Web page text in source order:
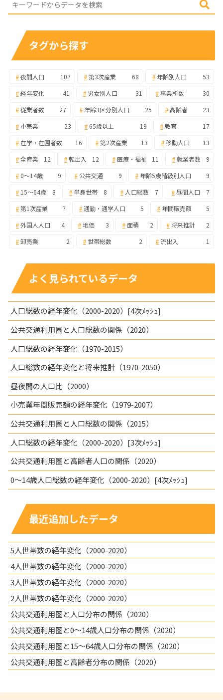
タグから探す
夜間人口 107 第3次産業 68 年齢別人口
53
経年変化
41 男女別人口 31 事業所数
30
従業者数
27 年齢3区分別人口 25 高齢者
23
小売業
23 65歳以上 19 教育
17
在学・在園者数
16 第2次産業 13 移動人口
13
全産業
12 転出入 12 医療・福祉 11 就業者数
9
0～14歳
9 公共交通 9 年齢5歳階級別人口
9
15～64歳
8 単身世帯 8 人口総数 7 昼間人口
7
第1次産業
7 通勤・通学人口 5 年間販売額
5
外国人人口
4 地価 3 面積 2 将来推計
2
卸売業
2 世帯総数 2 流出入 1
よく見られているデータ
人口総数の経年変化（2000-2020）[4次ﾒｯｼｭ]
公共交通利用圏と人口総数の関係（2020）
人口総数の経年変化（1970-2015）
人口総数の経年変化と将来推計（1970-2050）
昼夜間の人口比（2000）
小売業年間販売額の経年変化（1979-2007）
公共交通利用圏と人口総数の関係（2015）
人口総数の経年変化（2000-2020）[3次ﾒｯｼｭ]
公共交通利用圏と高齢者人口の関係（2020）
0～14歳人口総数の経年変化（2000-2020）[4次ﾒｯｼｭ]
最近追加したデータ
5人世帯数の経年変化（2000-2020）
4人世帯数の経年変化（2000-2020）
3人世帯数の経年変化（2000-2020）
2人世帯数の経年変化（2000-2020）
公共交通利用圏と人口分布の関係（2020）
公共交通利用圏と0～14歳人口分布の関係（2020）
公共交通利用圏と15～64歳人口分布の関係（2020）
公共交通利用圏と高齢者分布の関係（2020）